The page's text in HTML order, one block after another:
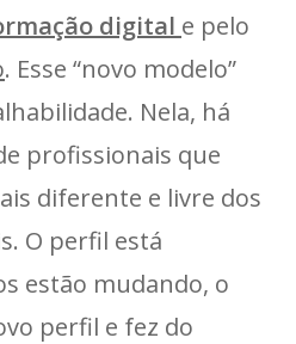
digital e pelo
. Esse “novo modelo”
Nela, há
profissionais que
diferente e livre dos
O perfil está
estão mudando, o
perfil e fez do